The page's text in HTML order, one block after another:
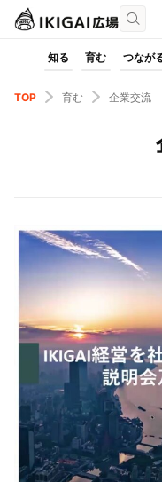
知る 育む つなが
TOP 育む 企業交流